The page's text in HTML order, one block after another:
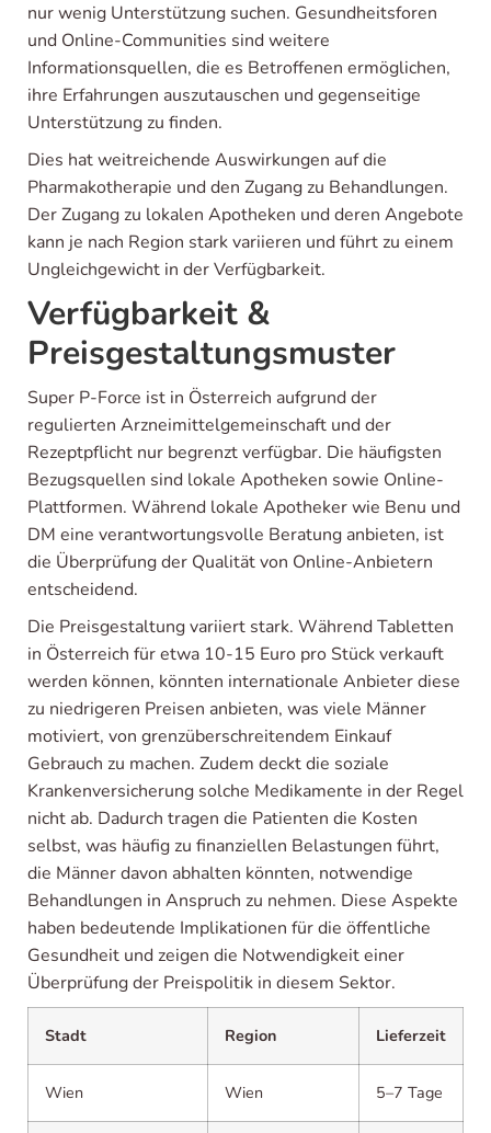
nur wenig Unterstützung suchen. Gesundheitsforen
und Online-Communities sind weitere
Informationsquellen, die es Betroffenen ermöglichen,
ihre Erfahrungen auszutauschen und gegenseitige
Unterstützung zu finden.
Dies hat weitreichende Auswirkungen auf die
Pharmakotherapie und den Zugang zu Behandlungen.
Der Zugang zu lokalen Apotheken und deren Angebote
kann je nach Region stark variieren und führt zu einem
Ungleichgewicht in der Verfügbarkeit.
Verfügbarkeit &
Preisgestaltungsmuster
Super P-Force ist in Österreich aufgrund der
regulierten Arzneimittelgemeinschaft und der
Rezeptpflicht nur begrenzt verfügbar. Die häufigsten
Bezugsquellen sind lokale Apotheken sowie Online-
Plattformen. Während lokale Apotheker wie Benu und
DM eine verantwortungsvolle Beratung anbieten, ist
die Überprüfung der Qualität von Online-Anbietern
entscheidend.
Die Preisgestaltung variiert stark. Während Tabletten
in Österreich für etwa 10-15 Euro pro Stück verkauft
werden können, könnten internationale Anbieter diese
zu niedrigeren Preisen anbieten, was viele Männer
motiviert, von grenzüberschreitendem Einkauf
Gebrauch zu machen. Zudem deckt die soziale
Krankenversicherung solche Medikamente in der Regel
nicht ab. Dadurch tragen die Patienten die Kosten
selbst, was häufig zu finanziellen Belastungen führt,
die Männer davon abhalten könnten, notwendige
Behandlungen in Anspruch zu nehmen. Diese Aspekte
haben bedeutende Implikationen für die öffentliche
Gesundheit und zeigen die Notwendigkeit einer
Überprüfung der Preispolitik in diesem Sektor.
Stadt Region Lieferzeit
Wien Wien 5–7 Tage